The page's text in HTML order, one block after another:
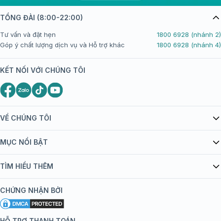
VỀ CHÚNG TÔI
Giới thiệu Tiêm Chủng FPT Long Châu
bán hàng
Chính sách nội dung
Chính sách bảo mật
MỤC NỔI BẬT
Danh mục vắc xin
Đội ngũ bác sĩ, chuyên gia
Hệ thống trung tâm tiêm chủng
TÌM HIỂU THÊM
Khuyến mãi
Tôi nên tiêm gì?
CHỨNG NHẬN BỞI
TỔNG ĐÀI (8:00-22:00)
Tư vấn và đặt hẹn
1800 6928 (nhánh 2)
Góp ý chất lượng dịch vụ và Hỗ trợ khác
1800 6928 (nhánh 4)
KẾT NỐI VỚI CHÚNG TÔI